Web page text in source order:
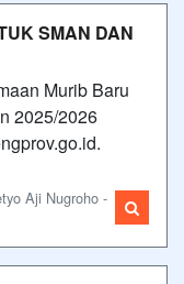
SMAN DAN
Murib Baru
2025/2026
Aji Nugroho -